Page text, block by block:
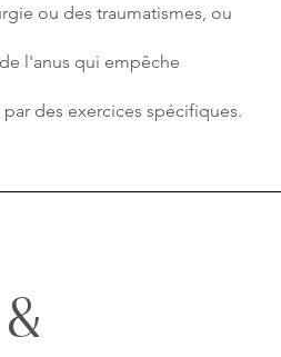
ou des traumatismes, ou
l'anus qui empêche
des exercices spécifiques.